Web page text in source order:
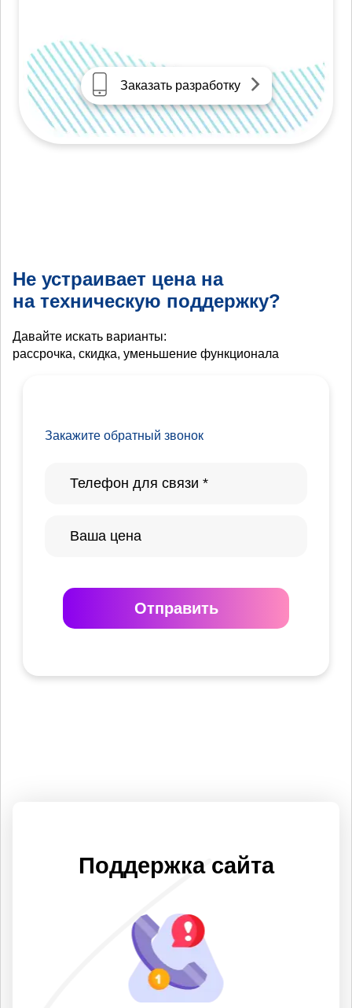
Заказать разработку
Не устраивает цена на
на техническую поддержку?
Давайте искать варианты:
рассрочка, скидка, уменьшение функционала
Закажите обратный звонок
Отправить
Поддержка сайта